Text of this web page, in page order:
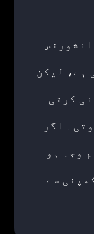
ہے، لیکن
کرتی
اگر
وجہ ہو
سے